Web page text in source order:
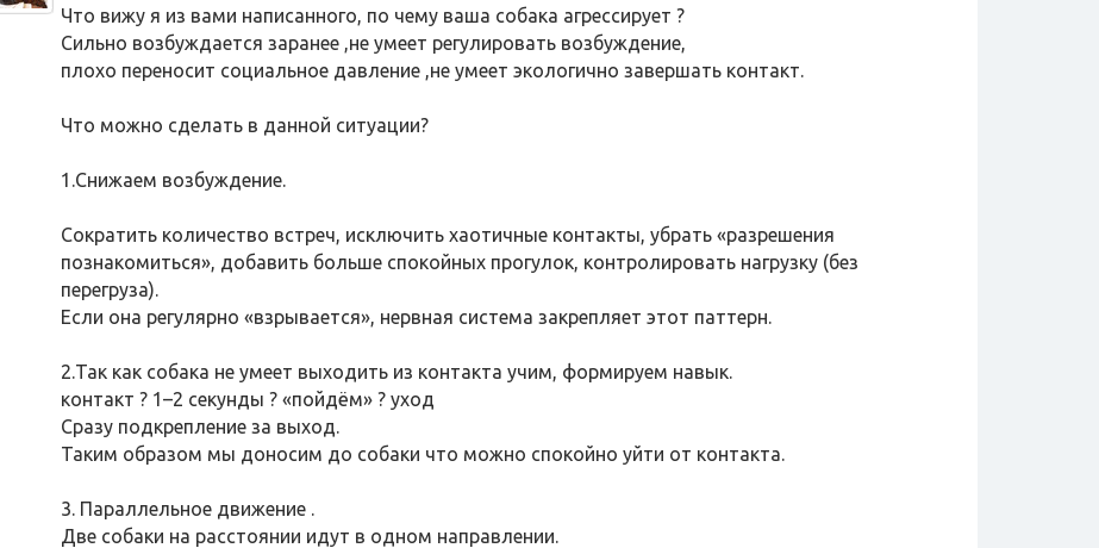
Что вижу я из вами написанного, по чему ваша собака агрессирует ?
Сильно возбуждается заранее ,не умеет регулировать возбуждение,
плохо переносит социальное давление ,не умеет экологично завершать контакт.
Что можно сделать в данной ситуации?
1.Снижаем возбуждение.
Сократить количество встреч, исключить хаотичные контакты, убрать «разрешения
познакомиться», добавить больше спокойных прогулок, контролировать нагрузку (без
перегруза).
Если она регулярно «взрывается», нервная система закрепляет этот паттерн.
2.Так как собака не умеет выходить из контакта учим, формируем навык.
контакт ? 1–2 секунды ? «пойдём» ? уход
Сразу подкрепление за выход.
Таким образом мы доносим до собаки что можно спокойно уйти от контакта.
3. Параллельное движение .
Две собаки на расстоянии идут в одном направлении.